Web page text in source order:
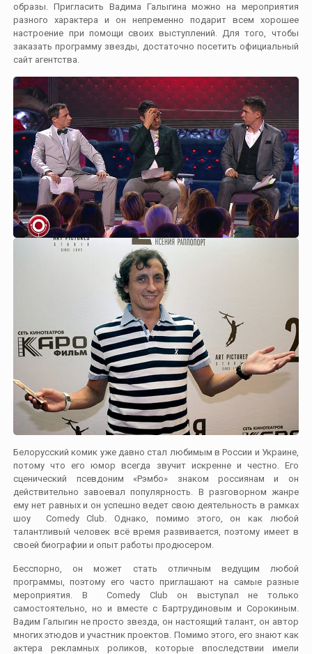
образы. Пригласить Вадима Галыгина можно на мероприятия
разного характера и он непременно подарит всем хорошее
настроение при помощи своих выступлений. Для того, чтобы
заказать программу звезды, достаточно посетить официальный
сайт агентства.
Белорусский комик уже давно стал любимым в России и Украине,
потому что его юмор всегда звучит искренне и честно. Его
сценический псевдоним «Рэмбо» знаком россиянам и он
действительно завоевал популярность. В разговорном жанре
ему нет равных и он успешно ведет свою деятельность в рамках
шоу Comedy Club. Однако, помимо этого, он как любой
талантливый человек всё время развивается, поэтому имеет в
своей биографии и опыт работы продюсером.
Бесспорно, он может стать отличным ведущим любой
программы, поэтому его часто приглашают на самые разные
мероприятия. В Comedy Club он выступал не только
самостоятельно, но и вместе с Бартрудиновым и Сорокиным.
Вадим Галыгин не просто звезда, он настоящий талант, он автор
многих этюдов и участник проектов. Помимо этого, его знают как
актера рекламных роликов, которые впоследствии имели